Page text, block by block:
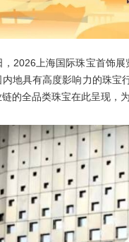
，2026上海国际珠宝首饰
内地具有高度影响力的珠
的全品类珠宝在此呈现，